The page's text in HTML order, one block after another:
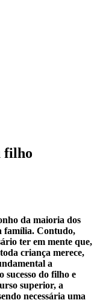
filho
da maioria dos
família. Contudo,
ter em mente que,
criança merece,
a
sucesso do filho e
superior, a
necessária uma